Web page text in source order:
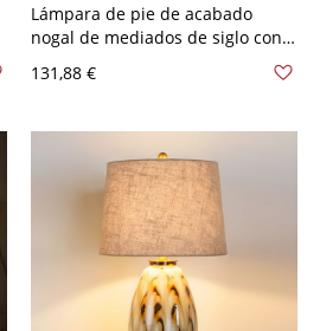
Lámpara de pie de acabado
nogal de mediados de siglo con
pantalla de lino texturizado y luz
ambiental suave - 110 A 120 V
131,88 €